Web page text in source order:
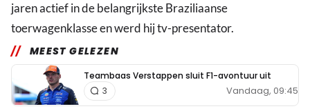
jaren actief in de belangrijkste Braziliaanse
toerwagenklasse en werd hij tv-presentator.
MEEST GELEZEN
Teambaas Verstappen sluit F1-avontuur uit
Vandaag, 09:45
3